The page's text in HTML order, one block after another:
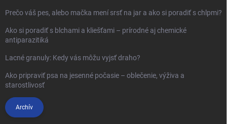
Prečo váš pes, alebo mačka mení srsť na jar a ako si poradiť s chlpmi?
Ako si poradiť s blchami a kliešťami – prírodné aj chemické
antiparazitiká
Lacné granuly: Kedy vás môžu vyjsť draho?
Ako pripraviť psa na jesenné počasie – oblečenie, výživa a
starostlivosť
Archív